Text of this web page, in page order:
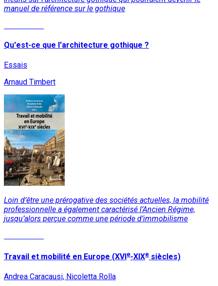
manuel de référence sur le gothique
Qu'est-ce que l'architecture gothique ?
Essais
Arnaud Timbert
Loin d’être une prérogative des sociétés actuelles, la mobilité
professionnelle a également caractérisé l’Ancien Régime,
jusqu’alors perçue comme une période d’immobilisme
Travail et mobilité en Europe (XVI e-XIXe siècles)
Andrea Caracausi, Nicoletta Rolla